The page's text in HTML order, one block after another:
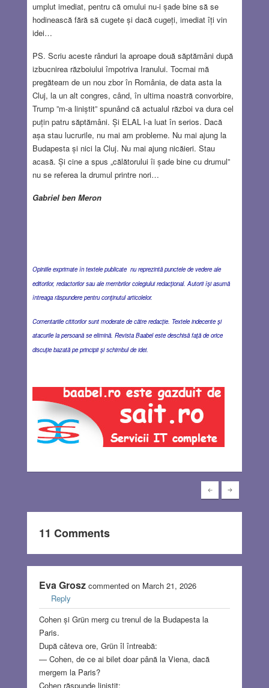
umplut imediat, pentru că omului nu-i șade bine să se
hodinească fără să cugete și dacă cugeți, imediat îți vin
idei…
PS. Scriu aceste rânduri la aproape două săptămâni după
izbucnirea războiului împotriva Iranului. Tocmai mă
pregăteam de un nou zbor în România, de data asta la
Cluj, la un alt congres, când, în ultima noastră convorbire,
Trump ”m-a liniștit” spunând că actualul război va dura cel
puțin patru săptămâni. Și ELAL l-a luat în serios. Dacă
așa stau lucrurile, nu mai am probleme. Nu mai ajung la
Budapesta și nici la Cluj. Nu mai ajung nicăieri. Stau
acasă. Și cine a spus „călătorului îi șade bine cu drumul”
nu se referea la drumul printre nori…
Gabriel ben Meron
Opiniile exprimate în textele publicate nu reprezintă punctele de vedere ale
editorilor, redactorilor sau ale membrilor colegiului redacţional. Autorii îşi asumă
întreaga răspundere pentru conţinutul articolelor.
Comentariile cititorilor sunt moderate de către redacţie. Textele indecente şi
atacurile la persoană se elimină. Revista Baabel este deschisă faţă de orice
discuţie bazată pe principii şi schimbul de idei.
11 Comments
Eva Groszcommented on March 21, 2026
Reply
Cohen și Grün merg cu trenul de la Budapesta la
Paris.
După câteva ore, Grün îl întreabă:
— Cohen, de ce ai bilet doar până la Viena, dacă
mergem la Paris?
Cohen răspunde liniștit: